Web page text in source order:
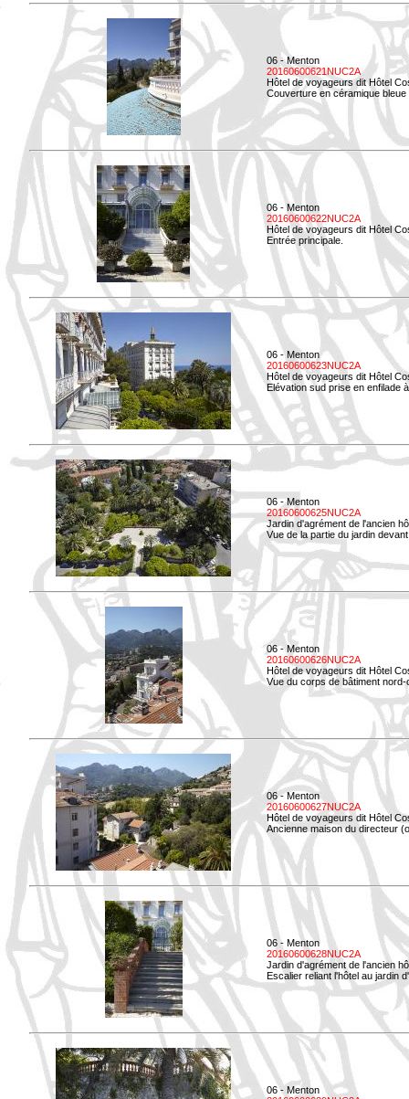
06 - Menton
20160600621NUC2A
Hôtel de voyageurs dit Hôtel
Couverture en céramique
06 - Menton
20160600622NUC2A
Hôtel de voyageurs dit Hôtel
Entrée principale.
06 - Menton
20160600623NUC2A
Hôtel de voyageurs dit Hôtel
Elévation sud prise en enfilade
06 - Menton
20160600625NUC2A
Jardin d'agrément de l'ancien
Vue de la partie du jardin
06 - Menton
20160600626NUC2A
Hôtel de voyageurs dit Hôtel
Vue du corps de bâtiment
06 - Menton
20160600627NUC2A
Hôtel de voyageurs dit Hôtel
Ancienne maison du directeur
06 - Menton
20160600628NUC2A
Jardin d'agrément de l'ancien
Escalier reliant l'hôtel au jardin
06 - Menton